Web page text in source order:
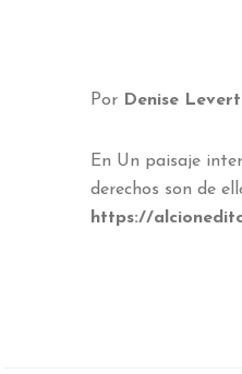
Por Denise
En Un paisaje
derechos son de
https://